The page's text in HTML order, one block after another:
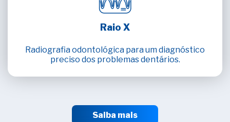
Raio X
Radiografia odontológica para um diagnóstico
preciso dos problemas dentários.
Saiba mais